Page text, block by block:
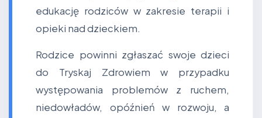
edukację rodziców w zakresie terapii i
opieki nad dzieckiem.
Rodzice powinni zgłaszać swoje dzieci
do Tryskaj Zdrowiem w przypadku
występowania problemów z ruchem,
niedowładów, opóźnień w rozwoju, a